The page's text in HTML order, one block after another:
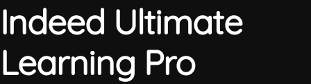
Indeed Ultimate
Learning Pro